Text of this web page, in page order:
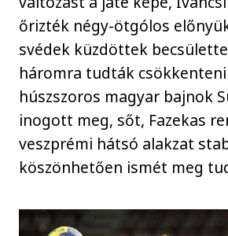
őrizték négy-ötgólos
svédek küzdöttek
háromra tudták
húszszoros magyar bajnok
inogott meg, sőt, Fazekas
veszprémi hátsó alakzat
köszönhetően ismét meg